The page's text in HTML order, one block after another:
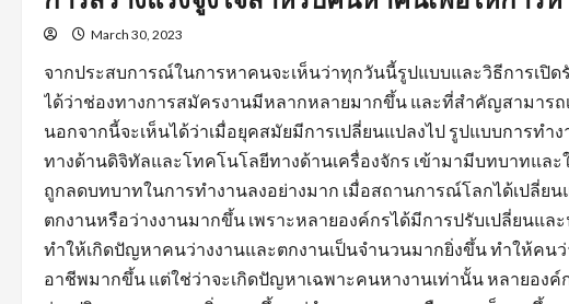
March 30, 2023
จากประสบการณ์ในการหาคนจะเห็นว่าทุกวันนี้รูปแบบและวิธีการเปิ
ได้ว่าช่องทางการสมัครงานมีหลากหลายมากขึ้น และที่สำคัญสามารถ
นอกจากนี้จะเห็นได้ว่าเมื่อยุคสมัยมีการเปลี่ยนแปลงไป รูปแบบการท
ทางด้านดิจิทัลและโทคโนโลยีทางด้านเครื่องจักร เข้ามามีบทบาทแล
ถูกลดบทบาทในการทำงานลงอย่างมาก เมื่อสถานการณ์โลกได้เปลี่ย
ตกงานหรือว่างงานมากขึ้น เพราะหลายองค์กรได้มีการปรับเปลี่ยนแ
ทำให้เกิดปัญหาคนว่างงานและตกงานเป็นจำนวนมากยิ่งขึ้น ทำให้คน
อาชีพมากขึ้น แต่ใช่ว่าจะเกิดปัญหาเฉพาะคนหางานเท่านั้น หลายอง